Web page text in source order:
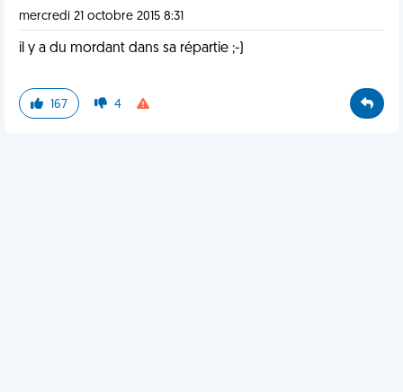
mercredi 21 octobre 2015 8:31
il y a du mordant dans sa répartie ;-)
167 4